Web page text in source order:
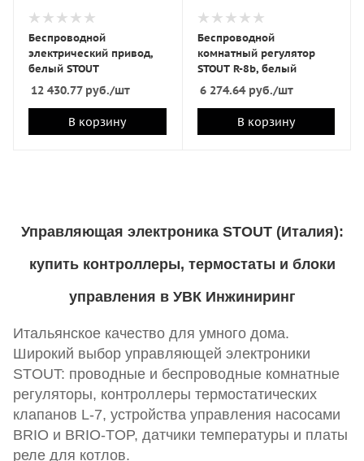
Беспроводной
электрический привод,
белый STOUT
12 430.77руб./шт
В корзину
Беспроводной
комнатный регулятор
STOUT R-8b, белый
6 274.64руб./шт
В корзину
Управляющая электроника STOUT (Италия):
купить контроллеры, термостаты и блоки
управления в УВК Инжиниринг
Итальянское качество для умного дома.
Широкий выбор управляющей электроники
STOUT: проводные и беспроводные комнатные
регуляторы, контроллеры термостатических
клапанов L-7, устройства управления насосами
BRIO и BRIO-TOP, датчики температуры и платы
реле для котлов.